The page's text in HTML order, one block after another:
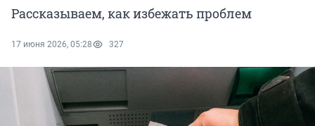
Рассказываем, как избежать проблем
17 июня 2026, 05:28 327